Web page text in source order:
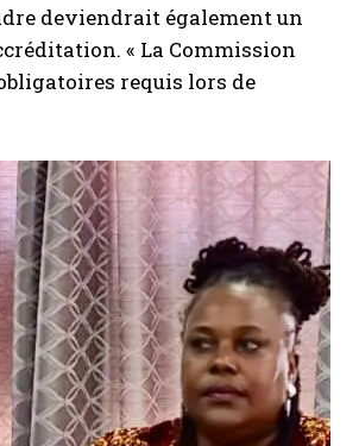
deviendrait également un
« La Commission
requis lors de